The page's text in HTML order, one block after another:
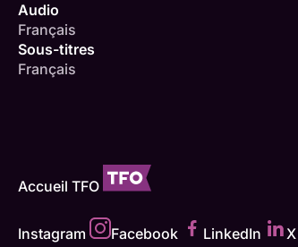
Audio
Français
Sous-titres
Français
Accueil TFO
Instagram Facebook LinkedIn X